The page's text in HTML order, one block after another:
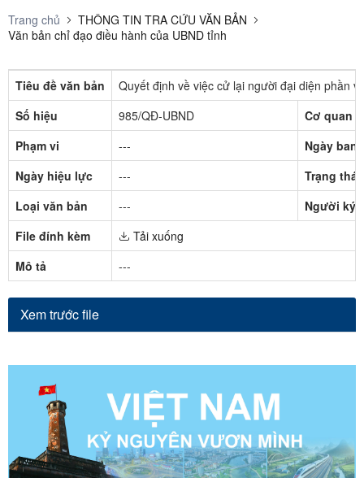
Trang chủ
THÔNG TIN TRA CỨU VĂN BẢN
Văn bản chỉ đạo điều hành của UBND tỉnh
Tiêu đề văn bản
Quyết định về việc cử lại người đại diện phần
Số hiệu
985/QĐ-UBND
Cơ quan
Phạm vi
---
Ngày ban
Ngày hiệu lực
---
Trạng thái
Loại văn bản
---
Người ký
File đính kèm
Tải xuống
Mô tả
---
Xem trước file